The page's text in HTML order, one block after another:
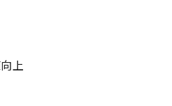
上